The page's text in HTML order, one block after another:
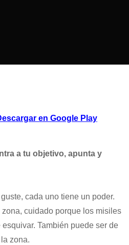
en Google Play
a tu objetivo, apunta y
cada uno tiene un poder.
cuidado porque los misiles
También puede ser de
zona.